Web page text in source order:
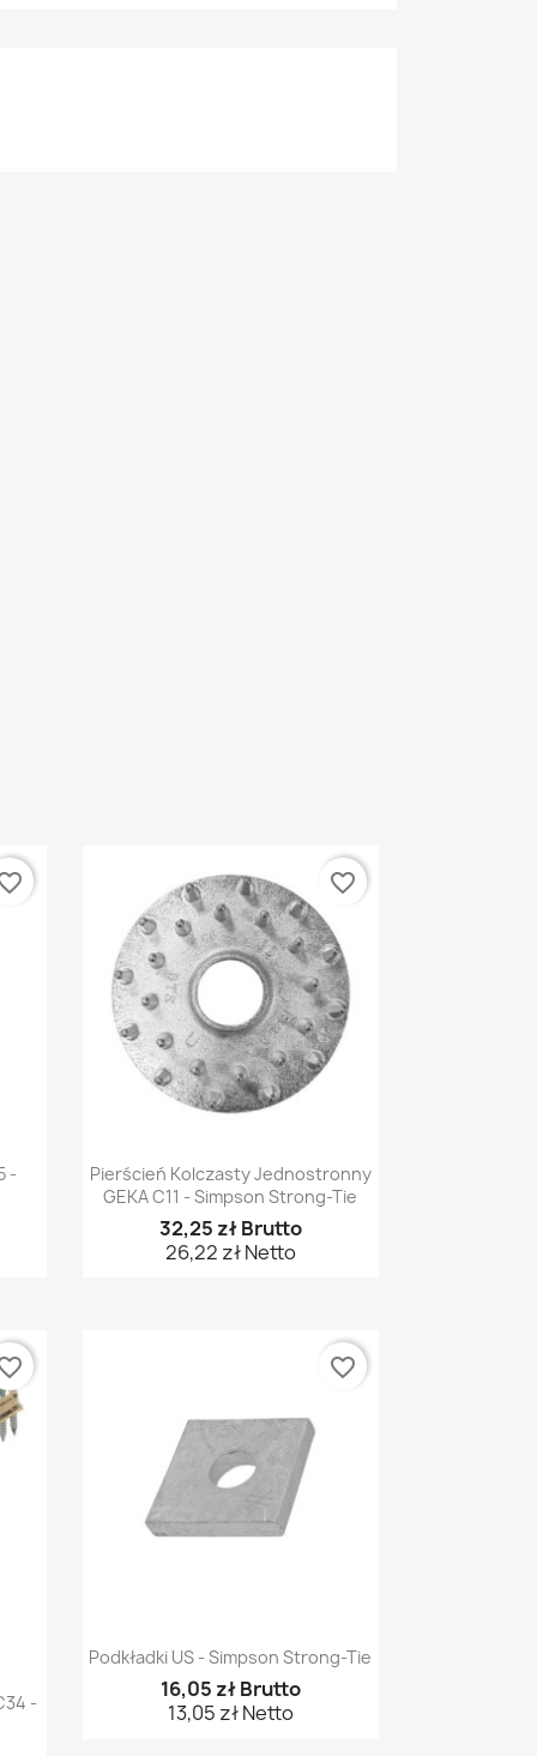
- Szybki podgląd
Pierścień Kolczasty Jednostronny
GEKA C11 - Simpson Strong-Tie
32,25 zł Brutto
26,22 zł Netto
favorite_border
-
Szybki podgląd
Podkładki US - Simpson Strong-Tie
16,05 zł Brutto
13,05 zł Netto
favorite_border